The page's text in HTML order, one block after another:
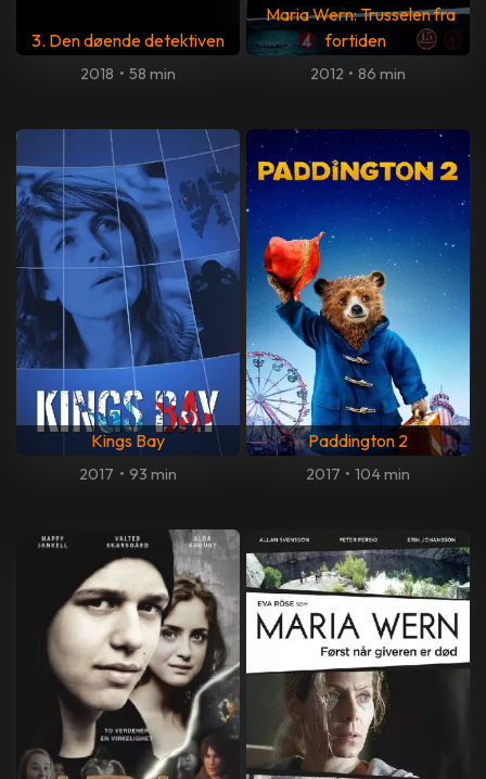
3. Den døende detektiven
2018 • 58 min
Maria Wern: Trusselen fra
fortiden
2012 • 86 min
Kings Bay
2017 • 93 min
Paddington 2
2017 • 104 min